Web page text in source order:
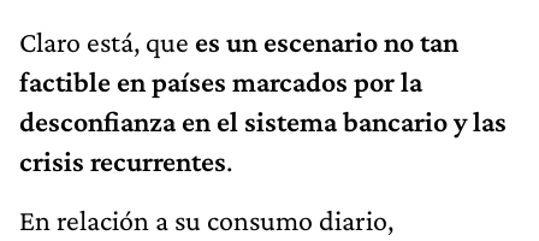
Claro está, que es un escenario no tan
factible en países marcados por la
desconfianza en el sistema bancario y las
crisis recurrentes.
En relación a su consumo diario,